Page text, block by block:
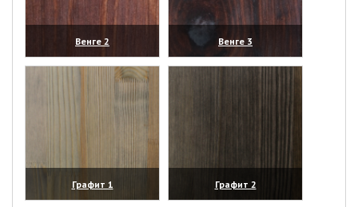
Венге 2
(увеличить)
Венге 3
(увеличить)
Графит 1
(увеличить)
Графит 2
(увеличить)